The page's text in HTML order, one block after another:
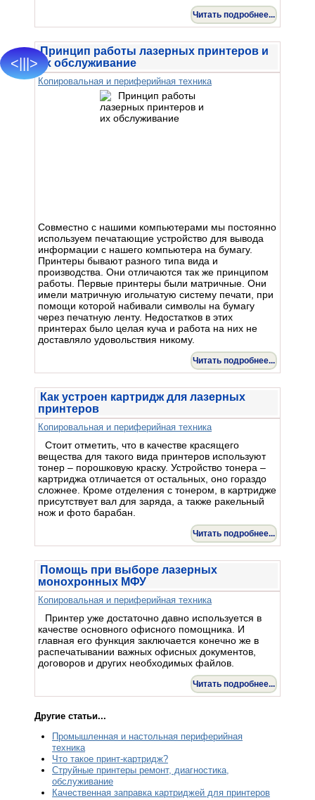
<|||>
Читать подробнее...
Принцип работы лазерных принтеров и
их обслуживание
Копировальная и периферийная техника
Совместно с нашими компьютерами мы постоянно
используем печатающие устройство для вывода
информации с нашего компьютера на бумагу.
Принтеры бывают разного типа вида и
производства. Они отличаются так же принципом
работы. Первые принтеры были матричные. Они
имели матричную игольчатую систему печати, при
помощи которой набивали символы на бумагу
через печатную ленту. Недостатков в этих
принтерах было целая куча и работа на них не
доставляло удовольствия никому.
Читать подробнее...
Как устроен картридж для лазерных
принтеров
Копировальная и периферийная техника
Стоит отметить, что в качестве красящего
вещества для такого вида принтеров используют
тонер – порошковую краску. Устройство тонера –
картриджа отличается от остальных, оно гораздо
сложнее. Кроме отделения с тонером, в картридже
присутствует вал для заряда, а также ракельный
нож и фото барабан.
Читать подробнее...
Помощь при выборе лазерных
монохронных МФУ
Копировальная и периферийная техника
Принтер уже достаточно давно используется в
качестве основного офисного помощника. И
главная его функция заключается конечно же в
распечатывании важных офисных документов,
договоров и других необходимых файлов.
Читать подробнее...
Другие статьи...
Промышленная и настольная периферийная
техника
Что такое принт-картридж?
Струйные принтеры ремонт, диагностика,
обслуживание
Качественная заправка картриджей для принтеров